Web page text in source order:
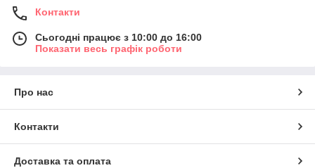
Контакти
Сьогодні працює з 10:00 до 16:00
Показати весь графік роботи
Про нас
Контакти
Доставка та оплата